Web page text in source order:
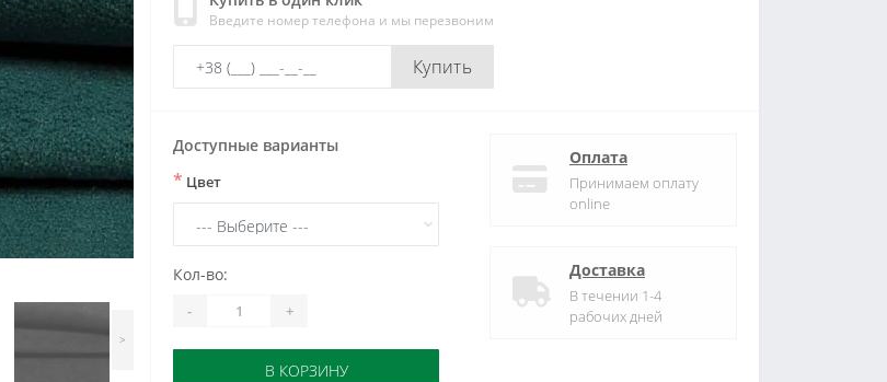
>
Введите номер телефона и мы перезвоним
Купить
Доступные варианты
* Цвет
Кол-во:
- +
В КОРЗИНУ
Оплата
Принимаем оплату
online
Доставка
В течении 1-4
рабочих дней